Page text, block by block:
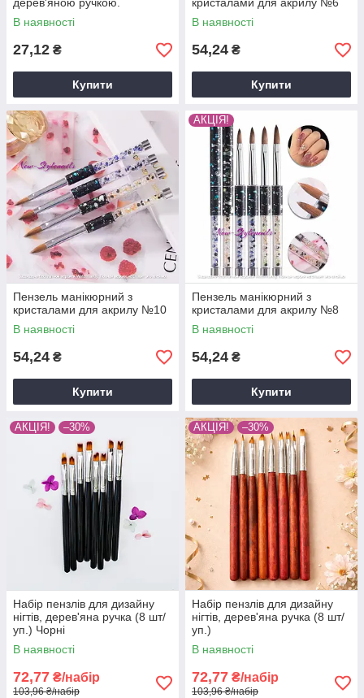
В наявності
27,12 ₴
Купити
В наявності
54,24 ₴
Купити
Пензель манікюрний з
кристалами для акрилу №10
В наявності
54,24 ₴
Купити
АКЦІЯ!
Пензель манікюрний з
кристалами для акрилу №8
В наявності
54,24 ₴
Купити
АКЦІЯ! –30%
Набір пензлів для дизайну
нігтів, дерев'яна ручка (8 шт/
уп.) Чорні
В наявності
72,77 ₴/набір
103,96 ₴/набір
АКЦІЯ! –30%
Набір пензлів для дизайну
нігтів, дерев'яна ручка (8 шт/
уп.)
В наявності
72,77 ₴/набір
103,96 ₴/набір